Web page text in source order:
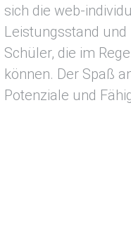
sich die web-
Leistungsstand
Schüler, die im
können. Der Spaß
Potenziale und